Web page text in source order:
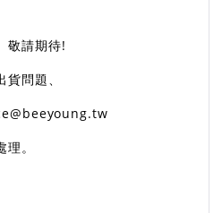
敬請期待!
問題、
。